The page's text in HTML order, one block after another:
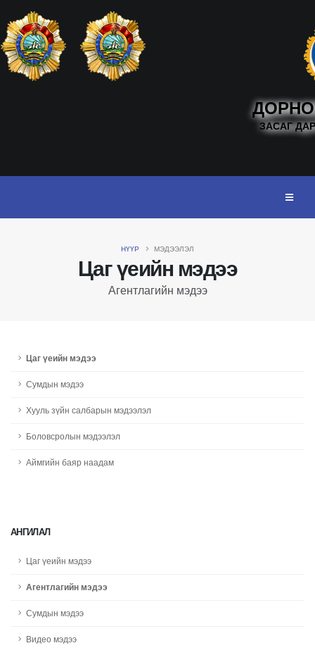
ЗАСАГ
Цаг үеийн мэдээ
Агентлагийн мэдээ
НҮҮР МЭДЭЭЛЭЛ
Цаг үеийн мэдээ
Сумдын мэдээ
Хууль зүйн салбарын мэдээлэл
Боловсролын мэдээлэл
Аймгийн баяр наадам
АНГИЛАЛ
Цаг үеийн мэдээ
Агентлагийн мэдээ
Сумдын мэдээ
Видео мэдээ